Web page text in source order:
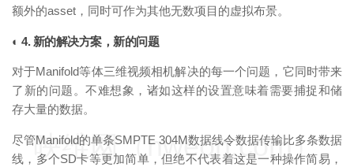
额外的asset，同时可作为其他无数项目的虚拟布景。
◐ 4. 新的解决方案，新的问题
对于Manifold等体三维视频相机解决的每一个问题，它同时带来
了新的问题。不难想象，诸如这样的设置意味着需要捕捉和储
存大量的数据。
尽管Manifold的单条SMPTE 304M数据线令数据传输比多条数据
线，多个SD卡等更加简单，但绝不代表着这是一种操作简易，
映维网（nweon.com）